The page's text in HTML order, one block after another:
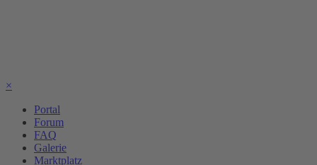
×
Portal
Forum
FAQ
Galerie
Marktplatz